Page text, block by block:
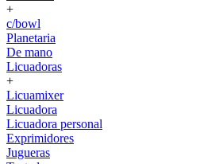
+
c/bowl
Planetaria
De mano
Licuadoras
+
Licuamixer
Licuadora
Licuadora personal
Exprimidores
Jugueras